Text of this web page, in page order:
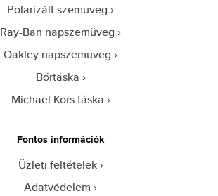
Polarizált szemüveg
Ray-Ban napszemüveg
Oakley napszemüveg
Bőrtáska
Michael Kors táska
Fontos információk
Üzleti feltételek
Adatvédelem